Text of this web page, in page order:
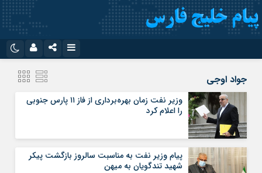
سروش
ایتا
آپارات
رمز عبور
مرا به خاطر بسپار
جواد اوجی
وزیر نفت زمان بهره‌برداری از فاز ۱۱ پارس جنوبی
را اعلام کرد
پیام وزیر نفت به مناسبت سالروز بازگشت پیکر
شهید تندگویان به میهن